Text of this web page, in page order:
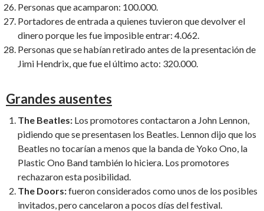
Personas que acamparon: 100.000.
Portadores de entrada a quienes tuvieron que devolver el
dinero porque les fue imposible entrar: 4.062.
Personas que se habían retirado antes de la presentación de
Jimi Hendrix, que fue el último acto: 320.000.
Grandes ausentes
The Beatles: Los promotores contactaron a John Lennon,
pidiendo que se presentasen los Beatles. Lennon dijo que los
Beatles no tocarían a menos que la banda de Yoko Ono, la
Plastic Ono Band también lo hiciera. Los promotores
rechazaron esta posibilidad.
The Doors:fueron considerados como unos de los posibles
invitados, pero cancelaron a pocos días del festival.